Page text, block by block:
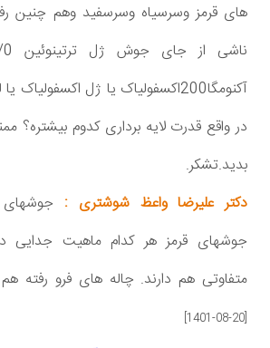
های قرمز وسرسیاه وسرسفید وهم چنین
آکنومگا200اکسفولیاک یا ژل
در واقع قدرت لایه برداری کدوم بیشتره؟
بدید.تشکر.
دکتر علیرضا واعظ شوشتری :
جوشهای قرمز هر کدام ماهیت جدایی
متفاوتی هم دارند. چاله های فرو رفته هم
[1401-08-20]